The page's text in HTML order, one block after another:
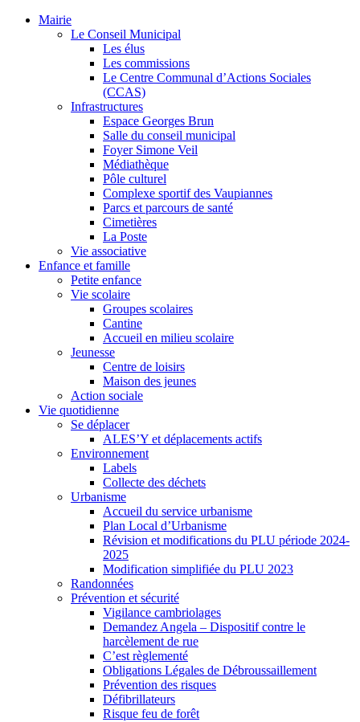
Mairie
Le Conseil Municipal
Les élus
Les commissions
Le Centre Communal d’Actions Sociales
(CCAS)
Infrastructures
Espace Georges Brun
Salle du conseil municipal
Foyer Simone Veil
Médiathèque
Pôle culturel
Complexe sportif des Vaupiannes
Parcs et parcours de santé
Cimetières
La Poste
Vie associative
Enfance et famille
Petite enfance
Vie scolaire
Groupes scolaires
Cantine
Accueil en milieu scolaire
Jeunesse
Centre de loisirs
Maison des jeunes
Action sociale
Vie quotidienne
Se déplacer
ALES’Y et déplacements actifs
Environnement
Labels
Collecte des déchets
Urbanisme
Accueil du service urbanisme
Plan Local d’Urbanisme
Révision et modifications du PLU période 2024-
2025
Modification simplifiée du PLU 2023
Randonnées
Prévention et sécurité
Vigilance cambriolages
Demandez Angela – Dispositif contre le
harcèlement de rue
C’est règlementé
Obligations Légales de Débroussaillement
Prévention des risques
Défibrillateurs
Risque feu de forêt